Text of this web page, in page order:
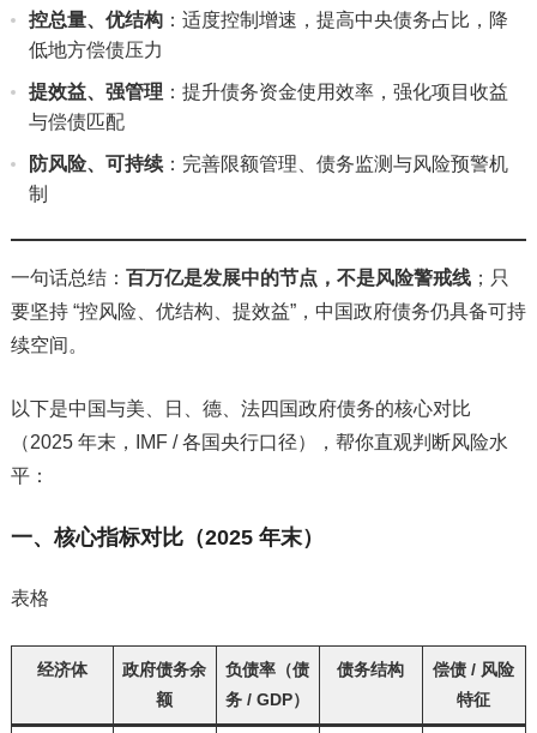
控总量、优结构：适度控制增速，提高中央债务占比，降
低地方偿债压力
提效益、强管理 ：提升债务资金使用效率，强化项目收益
与偿债匹配
防风险、可持续：完善限额管理、债务监测与风险预警机
制
一句话总结： 百万亿是发展中的节点，不是风险警戒线；只
要坚持 “控风险、优结构、提效益”，中国政府债务仍具备可持
续空间。
以下是中国与美、日、德、法四国政府债务的核心对比
（2025 年末，IMF / 各国央行口径），帮你直观判断风险水
平：
一、核心指标对比（2025 年末）
表格
经济体
政府债务余
额
负债率（债
务 / GDP）
债务结构
偿债 / 风险
特征